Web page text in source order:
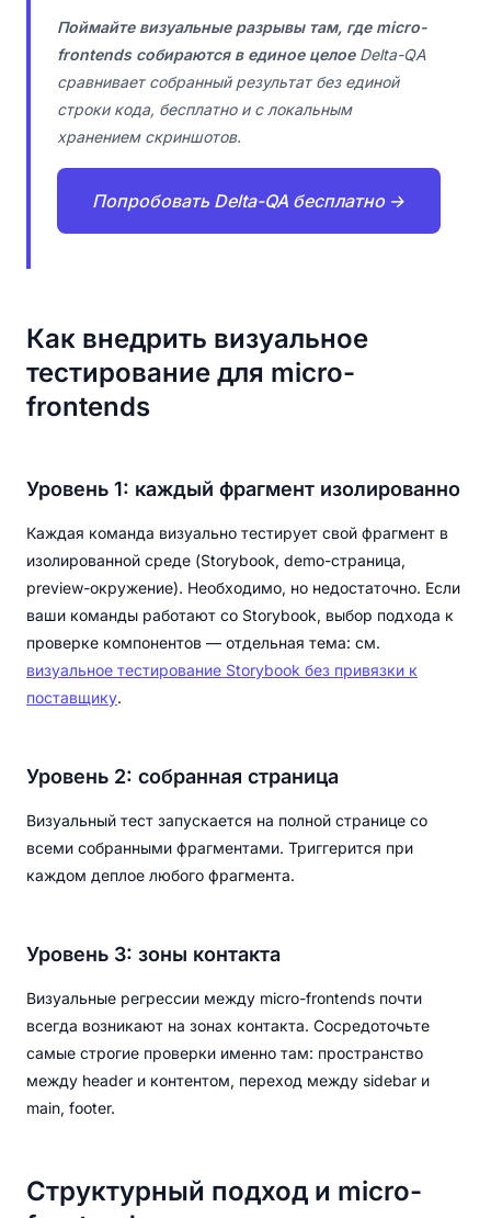
Поймайте визуальные разрывы там, где micro-
frontends собираются в единое целоеDelta-QA
сравнивает собранный результат без единой
строки кода, бесплатно и с локальным
хранением скриншотов.
Попробовать Delta-QA бесплатно →
Как внедрить визуальное
тестирование для micro-
frontends
Уровень 1: каждый фрагмент изолированно
Каждая команда визуально тестирует свой фрагмент в
изолированной среде (Storybook, demo-страница,
preview-окружение). Необходимо, но недостаточно. Если
ваши команды работают со Storybook, выбор подхода к
проверке компонентов — отдельная тема: см.
визуальное тестирование Storybook без привязки к
поставщику.
Уровень 2: собранная страница
Визуальный тест запускается на полной странице со
всеми собранными фрагментами. Триггерится при
каждом деплое любого фрагмента.
Уровень 3: зоны контакта
Визуальные регрессии между micro-frontends почти
всегда возникают на зонах контакта. Сосредоточьте
самые строгие проверки именно там: пространство
между header и контентом, переход между sidebar и
main, footer.
Структурный подход и micro-